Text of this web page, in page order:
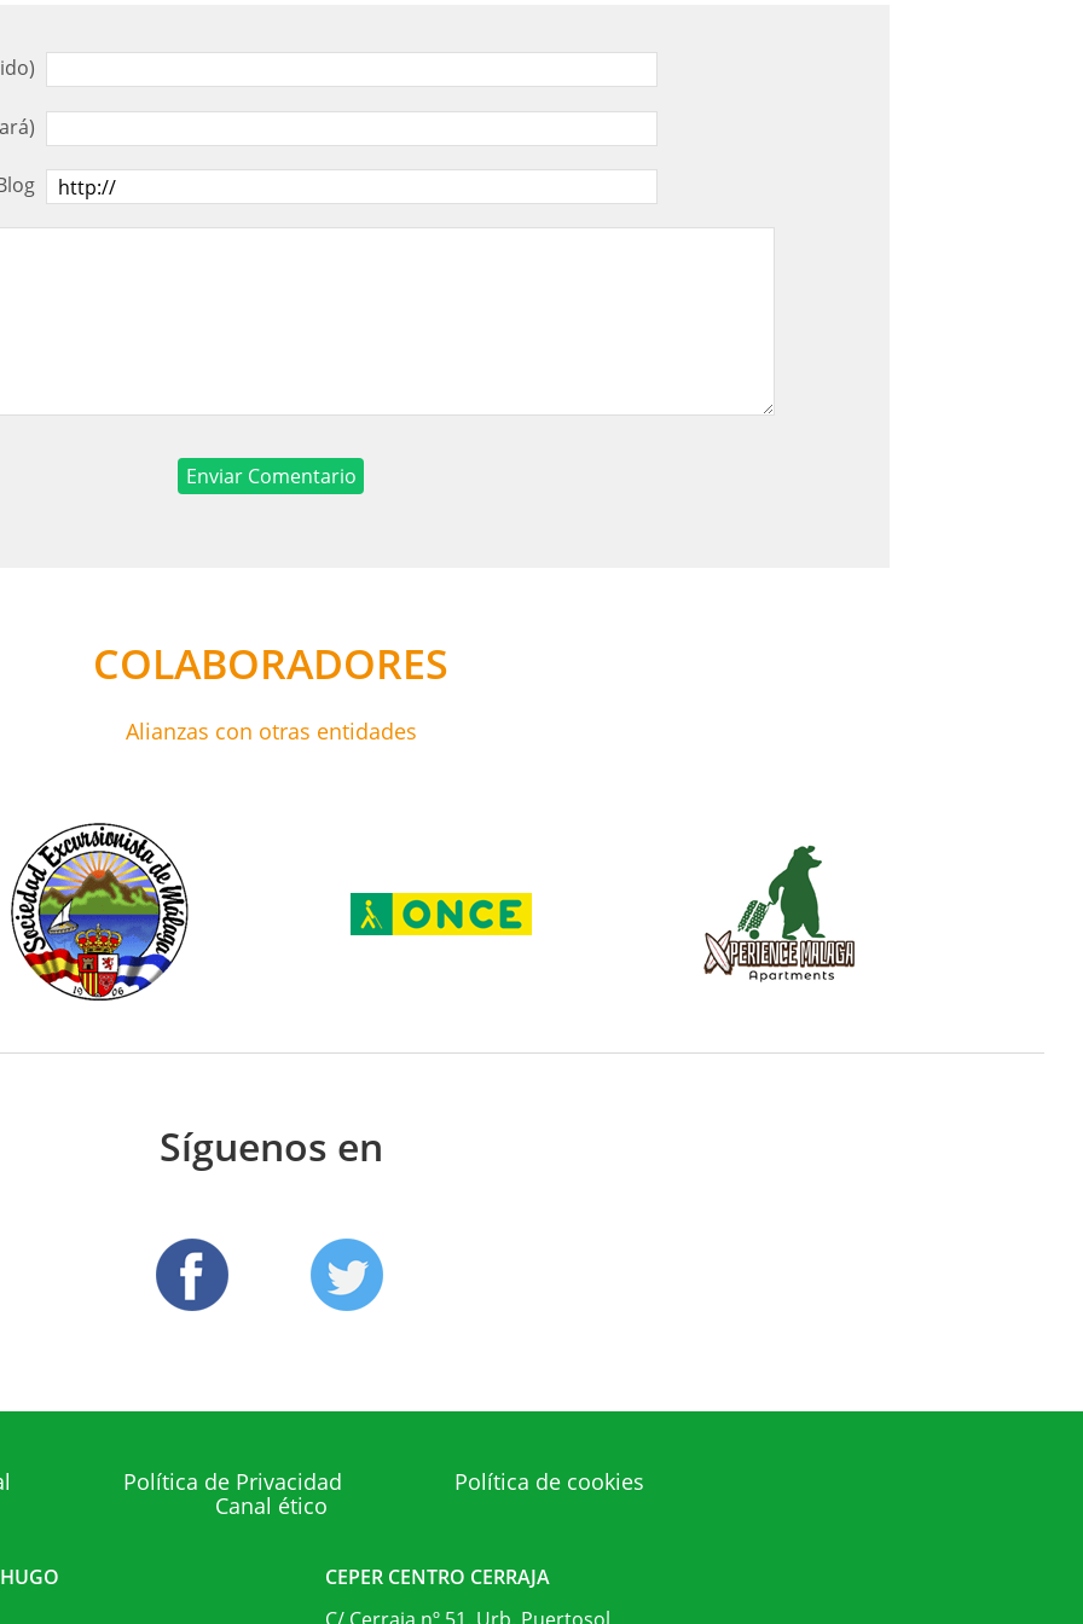
COLABORADORES
Alianzas con otras entidades
Síguenos en
Política de Privacidad
Política de cookies
Canal ético
CEPER CENTRO CERRAJA